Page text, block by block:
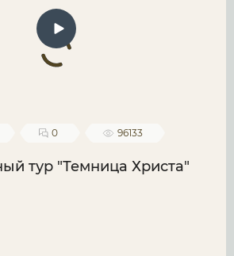
0 96133
тур "Темница Христа"